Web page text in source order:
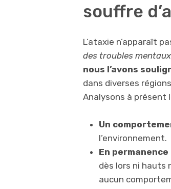
souffre
L’ataxie n’apparaît
des troubles
nous l’avons
dans diverses
Analysons à présent
Un
l’environnement.
En
dès lors ni hauts
aucun